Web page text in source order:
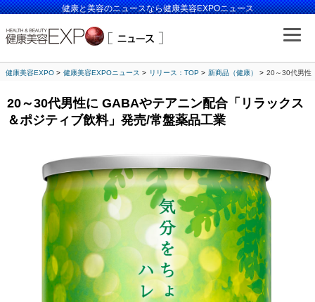
健康と美容のニュースなら健康美容EXPOニュース
健康美容EXPO 健康美容EXPOニュース リリース：TOP 新商品（健康） 20～30代男性
20～30代男性に GABAやテアニン配合「リラックス
＆ポジティブ飲料」発売/常盤薬品工業